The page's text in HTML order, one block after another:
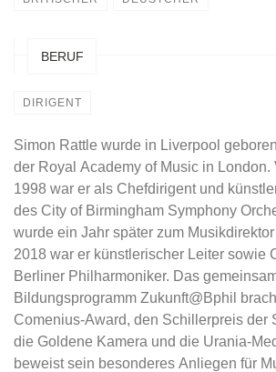
BERUF
DIRIGENT
Simon Rattle wurde in Liverpool
der Royal Academy of Music in London.
1998 war er als Chefdirigent und
des City of Birmingham Symphony
wurde ein Jahr später zum
2018 war er künstlerischer Leiter sowie
Berliner Philharmoniker. Das
Bildungsprogramm Zukunft@Bphil
Comenius-Award, den Schillerpreis der
die Goldene Kamera und die Urania-
beweist sein besonderes Anliegen für